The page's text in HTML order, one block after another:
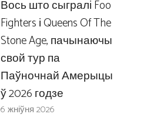
Вось што сыгралі Foo
Fighters і Queens Of The
Stone Age, пачынаючы
свой тур па
Паўночнай Амерыцы
ў 2026 годзе
6 жніўня 2026